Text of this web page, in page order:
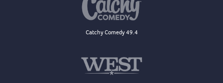
Catchy Comedy 49.4